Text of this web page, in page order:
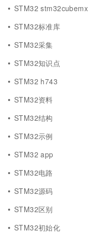
STM32 stm32cubemx
STM32标准库
STM32采集
STM32知识点
STM32 h743
STM32资料
STM32结构
STM32示例
STM32 app
STM32电路
STM32源码
STM32区别
STM32初始化